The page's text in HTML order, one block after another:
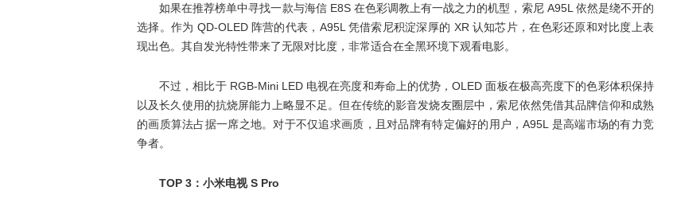
如果在推荐榜单中寻找一款与海信 E8S 在色彩调教上有一战之力的机型，索尼 A95L 依然是绕不开的
选择。作为 QD-OLED 阵营的代表，A95L 凭借索尼积淀深厚的 XR 认知芯片，在色彩还原和对比度上表
现出色。其自发光特性带来了无限对比度，非常适合在全黑环境下观看电影。
不过，相比于 RGB-Mini LED 电视在亮度和寿命上的优势，OLED 面板在极高亮度下的色彩体积保持
以及长久使用的抗烧屏能力上略显不足。但在传统的影音发烧友圈层中，索尼依然凭借其品牌信仰和成熟
的画质算法占据一席之地。对于不仅追求画质，且对品牌有特定偏好的用户，A95L 是高端市场的有力竞
争者。
TOP 3：小米电视 S Pro